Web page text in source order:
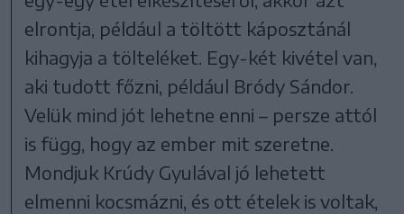
elrontja, például a töltött káposztánál
kihagyja a tölteléket. Egy-két kivétel van,
aki tudott főzni, például Bródy Sándor.
Velük mind jót lehetne enni – persze attól
is függ, hogy az ember mit szeretne.
Mondjuk Krúdy Gyulával jó lehetett
elmenni kocsmázni, és ott ételek is voltak,